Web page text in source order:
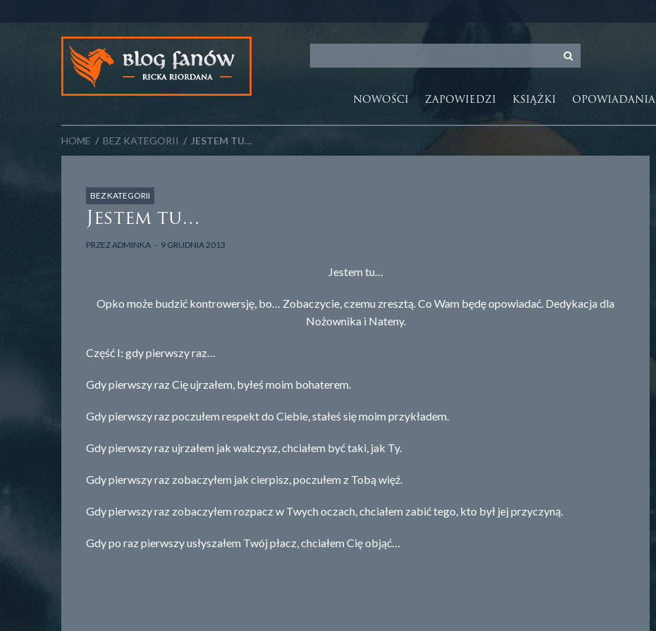
NOWOŚCI ZAPOWIEDZI KSIĄŻKI OPOWIADANIA
HOME / BEZ KATEGORII / JESTEM TU…
BEZ KATEGORII
Jestem tu…
PRZEZADMINKA 9 GRUDNIA 2013
Jestem tu…
Opko może budzić kontrowersję, bo… Zobaczycie, czemu zresztą. Co Wam będę opowiadać. Dedykacja dla
Nożownika i Nateny.
Część I: gdy pierwszy raz…
Gdy pierwszy raz Cię ujrzałem, byłeś moim bohaterem.
Gdy pierwszy raz poczułem respekt do Ciebie, stałeś się moim przykładem.
Gdy pierwszy raz ujrzałem jak walczysz, chciałem być taki, jak Ty.
Gdy pierwszy raz zobaczyłem jak cierpisz, poczułem z Tobą więź.
Gdy pierwszy raz zobaczyłem rozpacz w Twych oczach, chciałem zabić tego, kto był jej przyczyną.
Gdy po raz pierwszy usłyszałem Twój płacz, chciałem Cię objąć…